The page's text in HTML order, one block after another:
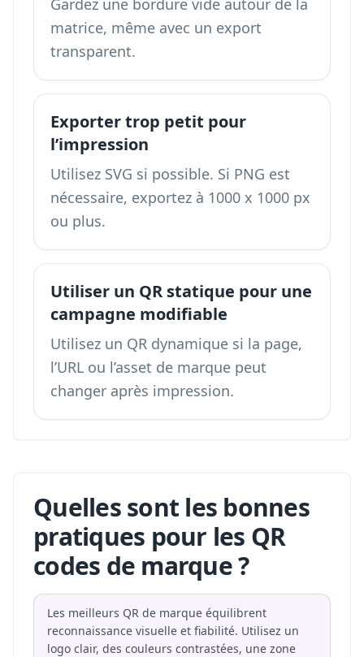
Gardez une bordure vide autour de la
matrice, même avec un export
transparent.
Exporter trop petit pour
l’impression
Utilisez SVG si possible. Si PNG est
nécessaire, exportez à 1000 x 1000 px
ou plus.
Utiliser un QR statique pour une
campagne modifiable
Utilisez un QR dynamique si la page,
l’URL ou l’asset de marque peut
changer après impression.
Quelles sont les bonnes
pratiques pour les QR
codes de marque ?
Les meilleurs QR de marque équilibrent
reconnaissance visuelle et fiabilité. Utilisez un
logo clair, des couleurs contrastées, une zone